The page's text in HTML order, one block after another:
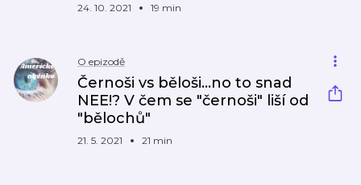
24. 10. 2021 19 min
O epizodě
Černoši vs běloši...no to snad
NEE!? V čem se "černoši" liší od
"bělochů"
21. 5. 2021 21 min